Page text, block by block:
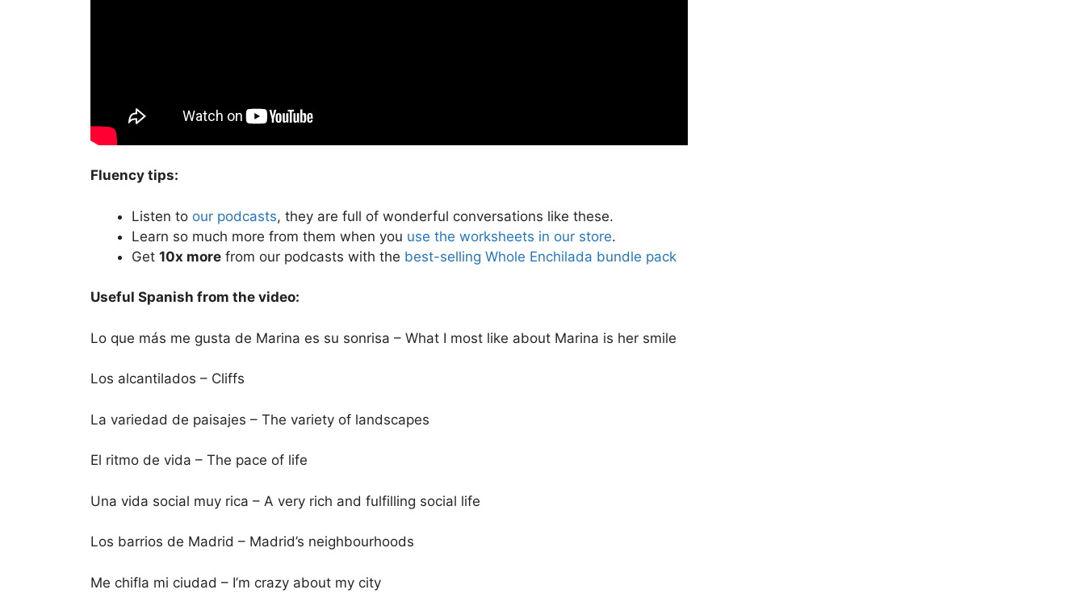
Fluency tips:
Listen to our podcasts, they are full of wonderful conversations like these.
Learn so much more from them when you use the worksheets in our store.
Get 10x more from our podcasts with the best-selling Whole Enchilada bundle pack
Useful Spanish from the video:
Lo que más me gusta de Marina es su sonrisa – What I most like about Marina is her smile
Los alcantilados – Cliffs
La variedad de paisajes – The variety of landscapes
El ritmo de vida – The pace of life
Una vida social muy rica – A very rich and fulfilling social life
Los barrios de Madrid – Madrid’s neighbourhoods
Me chifla mi ciudad – I’m crazy about my city